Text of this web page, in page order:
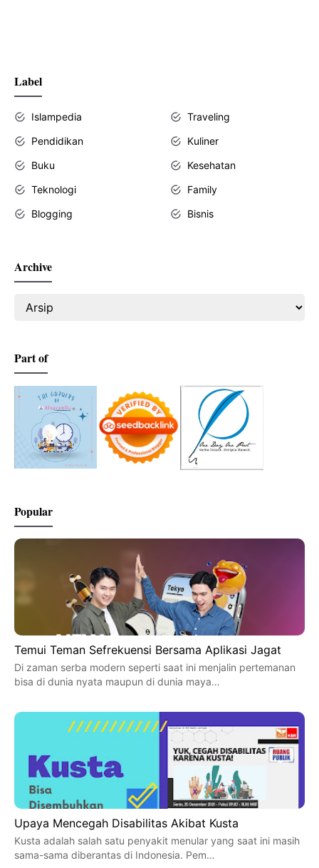
Label
Islampedia
Traveling
Pendidikan
Kuliner
Buku
Kesehatan
Teknologi
Family
Blogging
Bisnis
Archive
Part of
Popular
Temui Teman Sefrekuensi Bersama Aplikasi Jagat
Di zaman serba modern seperti saat ini menjalin pertemanan
bisa di dunia nyata maupun di dunia maya…
Upaya Mencegah Disabilitas Akibat Kusta
Kusta adalah salah satu penyakit menular yang saat ini masih
sama-sama diberantas di Indonesia. Pem…